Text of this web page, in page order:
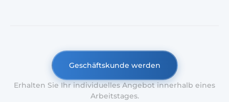
Geschäftskunde werden
Erhalten Sie Ihr individuelles Angebot innerhalb eines
Arbeitstages.